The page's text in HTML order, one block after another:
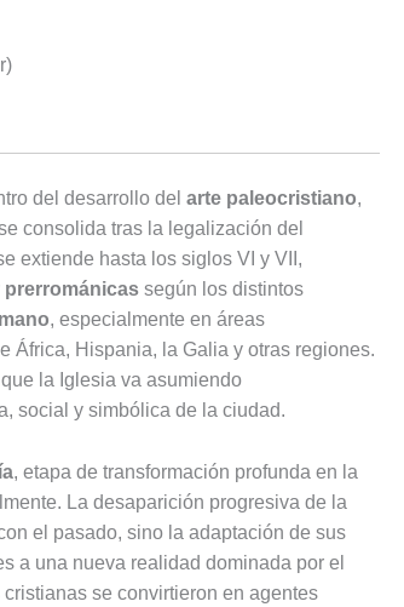
del desarrollo del arte paleocristiano,
consolida tras la legalización del
extiende hasta los siglos VI y VII,
prerrománicas según los distintos
, especialmente en áreas
África, Hispania, la Galia y otras regiones.
la Iglesia va asumiendo
social y simbólica de la ciudad.
, etapa de transformación profunda en la
La desaparición progresiva de la
el pasado, sino la adaptación de sus
a una nueva realidad dominada por el
se convirtieron en agentes